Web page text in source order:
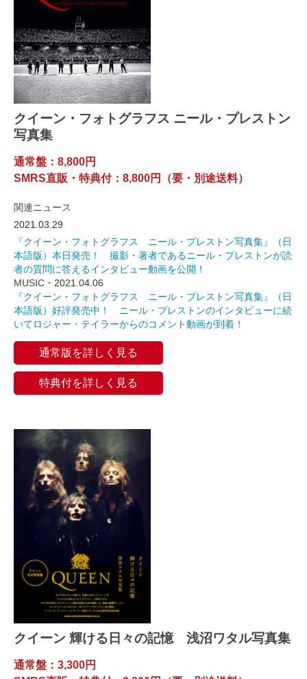
クイーン・フォトグラフス ニール・プレストン
写真集
通常盤：8,800円
SMRS直販・特典付：8,800円（要・別途送料）
関連ニュース
2021.03.29
『クイーン・フォトグラフス ニール・プレストン写真集』（日
本語版）本日発売！ 撮影・著者であるニール・プレストンが読
者の質問に答えるインタビュー動画を公開！
MUSIC ・2021.04.06
『クイーン・フォトグラフス ニール・プレストン写真集』（日
本語版）好評発売中！ ニール・プレストンのインタビューに続
いてロジャー・テイラーからのコメント動画が到着！
通常版を詳しく見る
特典付を詳しく見る
クイーン 輝ける日々の記憶 浅沼ワタル写真集
通常盤：3,300円